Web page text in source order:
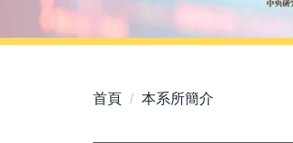
首頁 本系所簡介